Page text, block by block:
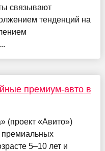
связывают
тенденций на
премиум-авто в
(проект «Авито»)
премиальных
5–10 лет и